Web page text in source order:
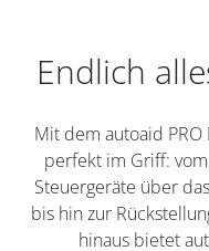
Endlich
Mit dem autoaid
perfekt im Griff:
Steuergeräte über
bis hin zur
hinaus bietet